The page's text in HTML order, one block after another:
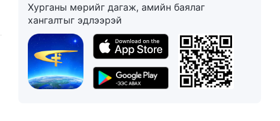
9:20
Бурханыг мэдэх нь | Эшлэл
Өдөр тутмын Бурханы үг:
Бурханыг мэдэх нь | Эшлэл
166
Хурганы мөрийг дагаж, амийн баялаг
хангалтыг эдлээрэй